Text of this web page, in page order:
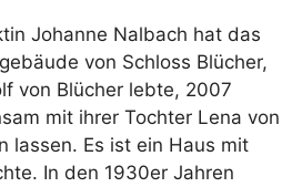
Johanne Nalbach hat das
von Schloss Blücher,
von Blücher lebte, 2007
mit ihrer Tochter Lena von
lassen. Es ist ein Haus mit
In den 1930er Jahren